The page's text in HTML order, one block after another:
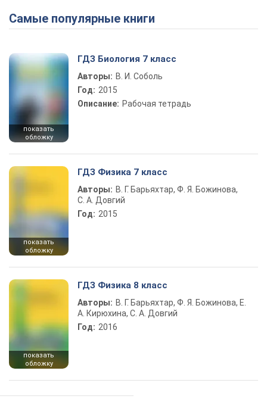
Play Video
Самые популярные книги
показать
обложку
ГДЗ Биология 7 класс
Авторы: В. И. Соболь
Год: 2015
Описание: Рабочая тетрадь
показать
обложку
ГДЗ Физика 7 класс
Авторы: В. Г. Барьяхтар, Ф. Я. Божинова,
С. А. Довгий
Год: 2015
показать
обложку
ГДЗ Физика 8 класс
Авторы: В. Г. Барьяхтар, Ф. Я. Божинова, Е.
А. Кирюхина, С. А. Довгий
Год: 2016